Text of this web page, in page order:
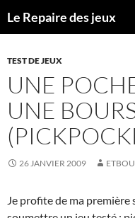
Le Repaire des jeux
CONTENU
TEST DE JEUX
UNE
UNE
26 JANVIER 2009
Je profite de ma